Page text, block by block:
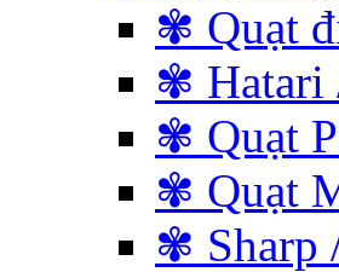
✾ Quạt
✾ Hatari
✾ Quạt
✾ Quạt
✾ Sharp